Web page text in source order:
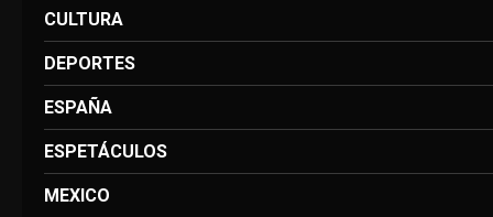
CULTURA
DEPORTES
ESPAÑA
ESPETÁCULOS
MEXICO